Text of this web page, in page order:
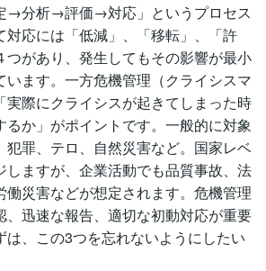
→分析→評価→対応」というプロセス
対応には「低減」、「移転」、「許
つがあり、発生してもその影響が最小
います。一方危機管理（クライシスマ
実際にクライシスが起きてしまった時
るか」がポイントです。一般的に対象
犯罪、テロ、自然災害など。国家レベ
しますが、企業活動でも品質事故、法
働災害などが想定されます。危機管理
、迅速な報告、適切な初動対応が重要
は、この3つを忘れないようにしたい